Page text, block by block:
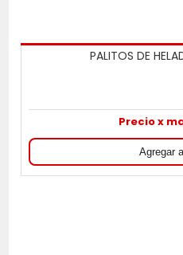
PALITOS DE
Precio x